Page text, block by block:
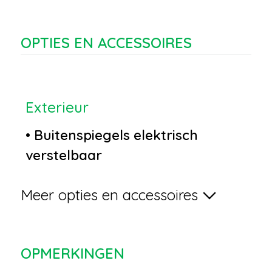
OPTIES EN ACCESSOIRES
Exterieur
• Buitenspiegels elektrisch
verstelbaar
•Elektronische
•LED dagrijverlichting
Meer opties en accessoires
OPMERKINGEN